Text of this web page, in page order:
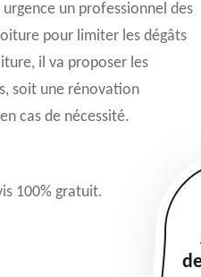
un professionnel des
pour limiter les dégâts
il va proposer les
soit une rénovation
cas de nécessité.
100% gratuit.